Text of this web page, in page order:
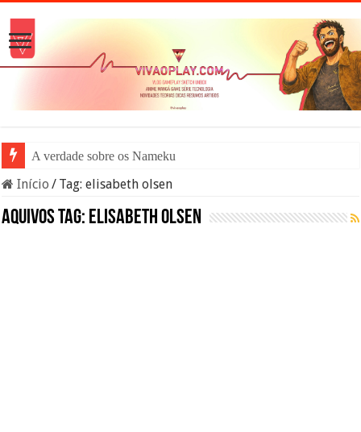
A verdade sobre os Namekuseijins –
Início / Tag:elisabeth olsen
Aquivos tag: elisabeth olsen